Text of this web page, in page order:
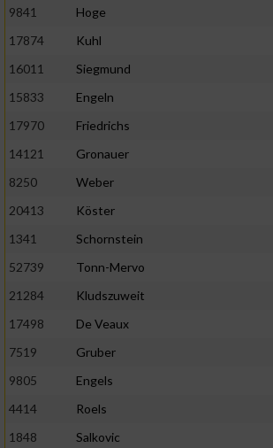
9841
Hoge
17874
Kuhl
16011
Siegmund
15833
Engeln
17970
Friedrichs
14121
Gronauer
8250
Weber
20413
Köster
1341
Schornstein
52739
Tonn-Mervo
21284
Kludszuweit
17498
De Veaux
7519
Gruber
9805
Engels
4414
Roels
1848
Salkovic